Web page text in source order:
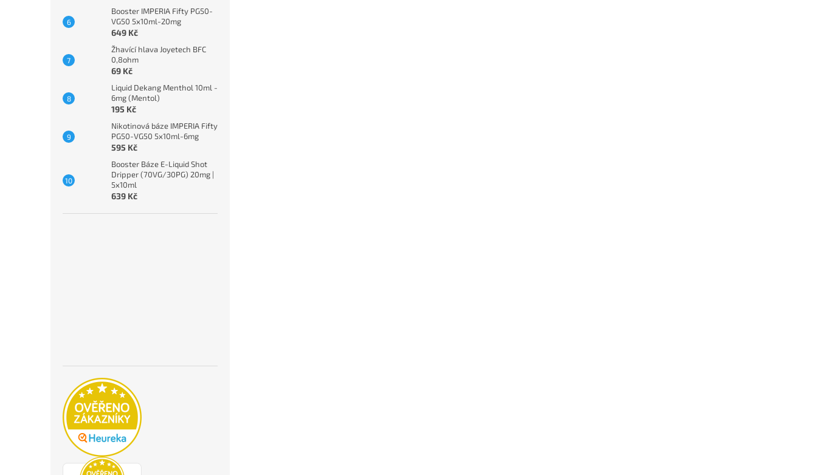
Booster IMPERIA Fifty PG50-
VG50 5x10ml-20mg
649 Kč
Žhavící hlava Joyetech BFC
0,8ohm
69 Kč
Liquid Dekang Menthol 10ml -
6mg (Mentol)
195 Kč
Nikotinová báze IMPERIA Fifty
PG50-VG50 5x10ml-6mg
595 Kč
Booster Báze E-Liquid Shot
Dripper (70VG/30PG) 20mg |
5x10ml
639 Kč